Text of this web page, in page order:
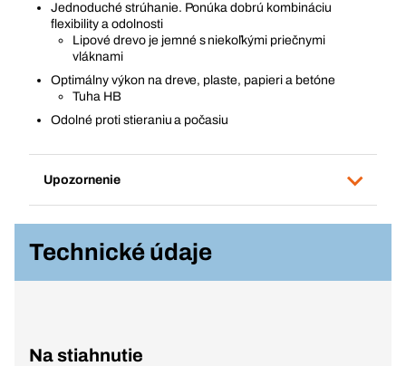
Jednoduché strúhanie. Ponúka dobrú kombináciu
flexibility a odolnosti
Lipové drevo je jemné s niekoľkými priečnymi
vláknami
Optimálny výkon na dreve, plaste, papieri a betóne
Tuha HB
Odolné proti stieraniu a počasiu
Upozornenie
Technické údaje
Na stiahnutie